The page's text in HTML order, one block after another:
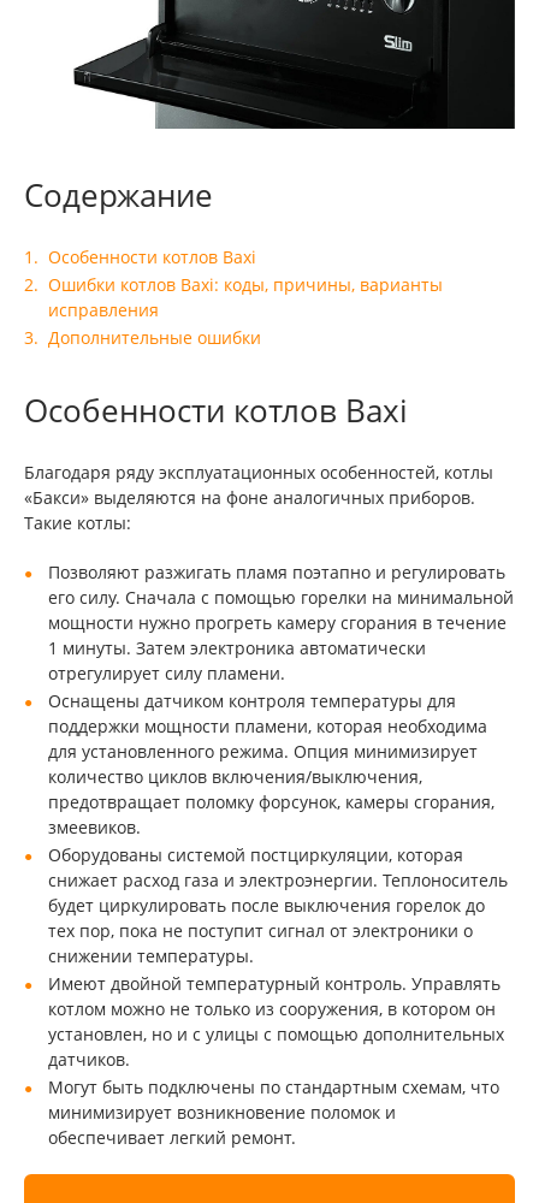
Содержание
Особенности котлов Baxi
Ошибки котлов Baxi: коды, причины, варианты
исправления
Дополнительные ошибки
Особенности котлов Baxi
Благодаря ряду эксплуатационных особенностей, котлы
«Бакси» выделяются на фоне аналогичных приборов.
Такие котлы:
Позволяют разжигать пламя поэтапно и регулировать
его силу. Сначала с помощью горелки на минимальной
мощности нужно прогреть камеру сгорания в течение
1 минуты. Затем электроника автоматически
отрегулирует силу пламени.
Оснащены датчиком контроля температуры для
поддержки мощности пламени, которая необходима
для установленного режима. Опция минимизирует
количество циклов включения/выключения,
предотвращает поломку форсунок, камеры сгорания,
змеевиков.
Оборудованы системой постциркуляции, которая
снижает расход газа и электроэнергии. Теплоноситель
будет циркулировать после выключения горелок до
тех пор, пока не поступит сигнал от электроники о
снижении температуры.
Имеют двойной температурный контроль. Управлять
котлом можно не только из сооружения, в котором он
установлен, но и с улицы с помощью дополнительных
датчиков.
Могут быть подключены по стандартным схемам, что
минимизирует возникновение поломок и
обеспечивает легкий ремонт.